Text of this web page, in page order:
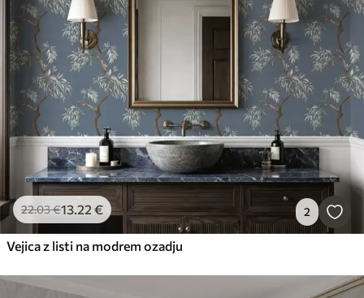
22.03€13.22 € 2
Vejica z listi na modrem ozadju